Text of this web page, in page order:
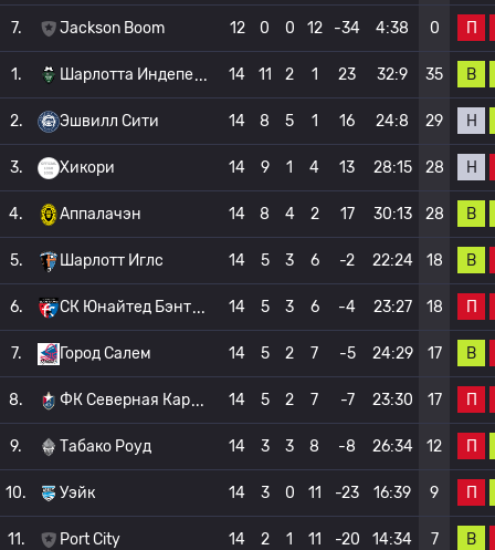
7. Jackson Boom 12 0 0 12 -34 4:38 0 П
1. Шарлотта Индепе 14 11 2 1 23 32:9 35 В
2. Эшвилл Сити 14 8 5 1 16 24:8 29 Н
3. Хикори 14 9 1 4 13 28:15 28 Н
4. Аппалачэн 14 8 4 2 17 30:13 28 В
5. Шарлотт Иглс 14 5 3 6 -2 22:24 18 В
6. СК Юнайтед Бэнт 14 5 3 6 -4 23:27 18 П
7. Город Салем 14 5 2 7 -5 24:29 17 В
8. ФК Северная Кар 14 5 2 7 -7 23:30 17 П
9. Табако Роуд 14 3 3 8 -8 26:34 12 П
10. Уэйк 14 3 0 11 -23 16:39 9 П
11. Port City 14 2 1 11 -20 14:34 7 В